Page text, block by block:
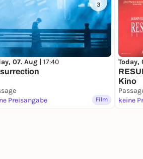
3
07. Aug | 17:40
Preisangabe
Film
Today,
Kino
keine